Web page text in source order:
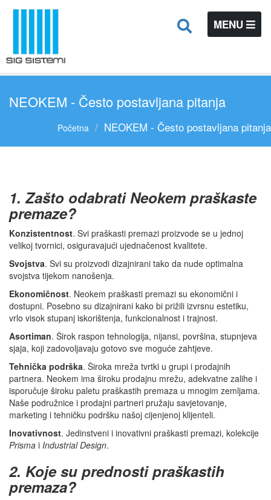
TOGGLE
MENU
NEOKEM - Često postavljana pitanja
Početna NEOKEM - Često postavljana pitanja
1. Zašto odabrati Neokem praškaste
premaze?
Konzistentnost. Svi praškasti premazi proizvode se u jednoj
velikoj tvornici, osiguravajući ujednačenost kvalitete.
Svojstva. Svi su proizvodi dizajnirani tako da nude optimalna
svojstva tijekom nanošenja.
Ekonomičnost. Neokem praškasti premazi su ekonomični i
dostupni. Posebno su dizajnirani kako bi prižili izvrsnu estetiku,
vrlo visok stupanj iskorištenja, funkcionalnost i trajnost.
Asortiman. Širok raspon tehnologija, nijansi, površina, stupnjeva
sjaja, koji zadovoljavaju gotovo sve moguće zahtjeve.
Tehnička podrška. Široka mreža tvrtki u grupi i prodajnih
partnera. Neokem ima široku prodajnu mrežu, adekvatne zalihe i
isporučuje široku paletu praškastih premaza u mnogim zemljama.
Naše podružnice i prodajni partneri pružaju savjetovanje,
marketing i tehničku podršku našoj cijenjenoj klijenteli.
Inovativnost. Jedinstveni i inovativni praškasti premazi, kolekcije
Prisma i Industrial Design.
2. Koje su prednosti praškastih
premaza?